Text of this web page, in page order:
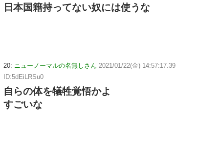
日本国籍持ってない奴には使うな
20: ニューノーマルの名無しさん 2021/01/22(金) 14:57:17.39
ID:5dEiLRSu0
自らの体を犠牲覚悟かよ
すごいな